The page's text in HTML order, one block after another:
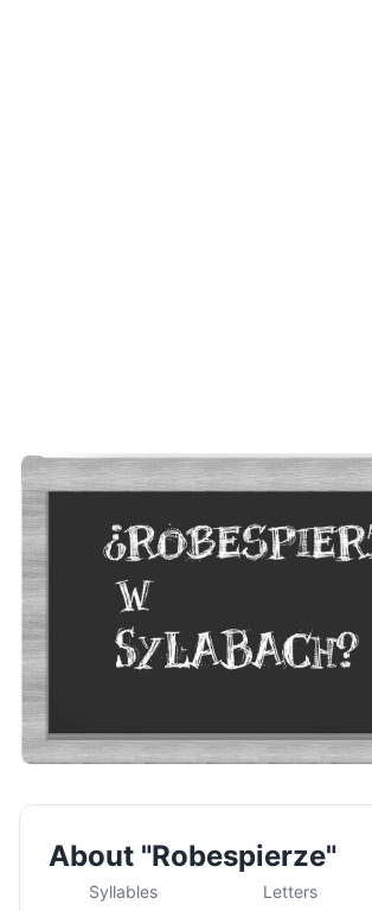
About "Robespierze"
Syllables Letters